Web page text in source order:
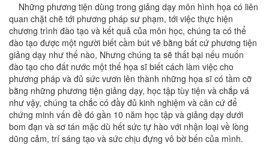
Những phương tiện dùng trong giảng dạy môn hình họa có liên
quan chặt chẽ tới phương pháp sư phạm, tới việc thực hiện
chương trình đào tạo và kết quả của môn học, chúng ta có thể
đào tạo được một người biết cầm bút vẽ bằng bất cứ phương tiện
giảng dạy như thế nào, Nhưng chúng ta sẽ thất bại nếu muốn
đào tạo cho đất nước một thế họa sĩ biết cách làm việc cho
phương pháp và đủ sức vươn lên thành những họa sĩ có tầm cỡ
bằng những phương tiện giảng dạy, học tập tùy tiện và chắp vá
như vậy, chúng ta chắc có đầy đủ kinh nghiệm và căn cứ để
chứng minh vấn đề đó gần 10 năm học tập và giảng dạy dưới
bom đạn và sơ tán mặc dù hết sức tự hào với nhận loại về lòng
dũng cảm, trí sáng tạo và sức chịu đựng vô bờ bến của mình.